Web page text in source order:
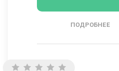
ПОДРОБНЕЕ